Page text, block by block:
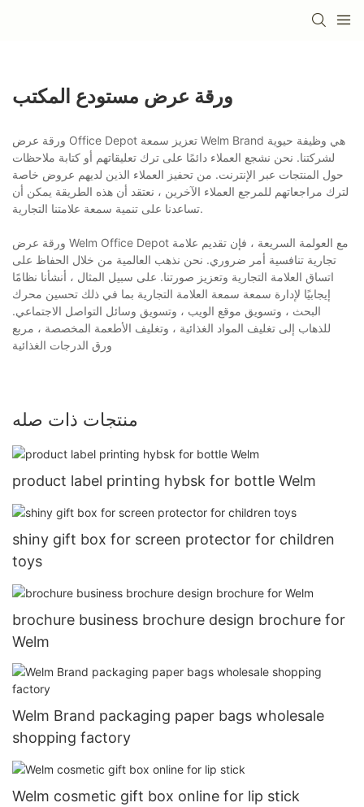
ورقة عرض مستودع المكتب
ورقة عرض Office Depot تعزيز سمعة Welm Brand هي وظيفة حيوية
لشركتنا. نحن نشجع العملاء دائمًا على ترك تعليقاتهم أو كتابة ملاحظات
حول المنتجات عبر الإنترنت. من تحفيز العملاء الذين لديهم عروض خاصة
لترك مراجعاتهم للمرجع العملاء الآخرين ، نعتقد أن هذه الطريقة يمكن أن
تساعدنا على تنمية سمعة علامتنا التجارية.
ورقة عرض Welm Office Depot مع العولمة السريعة ، فإن تقديم علامة
تجارية تنافسية أمر ضروري. نحن نذهب العالمية من خلال الحفاظ على
اتساق العلامة التجارية وتعزيز صورتنا. على سبيل المثال ، أنشأنا نظامًا
إيجابيًا لإدارة سمعة سمعة العلامة التجارية بما في ذلك تحسين محرك
البحث ، وتسويق موقع الويب ، وتسويق وسائل التواصل الاجتماعي.
للذهاب إلى تغليف المواد الغذائية ، وتغليف الأطعمة المخصصة ، مربع
ورق الدرجات الغذائية
منتجات ذات صله
product label printing hybsk for bottle Welm
shiny gift box for screen protector for children
toys
brochure business brochure design brochure for
Welm
Welm Brand packaging paper bags wholesale
shopping factory
Welm cosmetic gift box online for lip stick